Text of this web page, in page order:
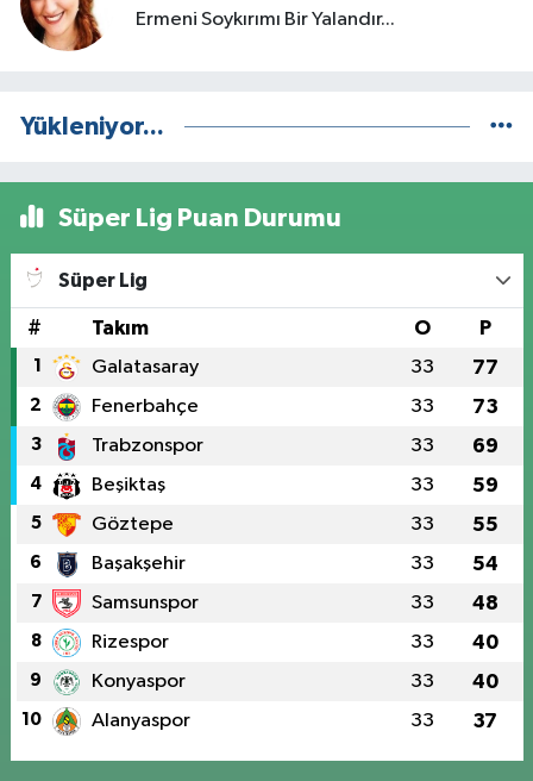
Ermeni Soykırımı Bir Yalandır...
Yükleniyor...
Süper Lig Puan Durumu
Süper Lig
# Takım O P
1 Galatasaray 33 77
2 Fenerbahçe 33 73
3 Trabzonspor 33 69
4 Beşiktaş 33 59
5 Göztepe 33 55
6 Başakşehir 33 54
7 Samsunspor 33 48
8 Rizespor 33 40
9 Konyaspor 33 40
10 Alanyaspor 33 37